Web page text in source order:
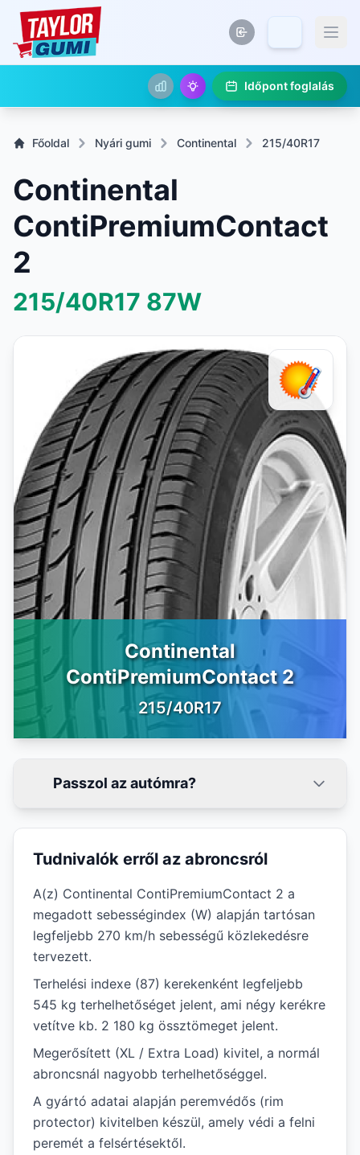
Időpont foglalás
Főoldal Nyári gumi Continental 215/40R17
Continental
ContiPremiumContact
2
215/40R17 87W
Continental
ContiPremiumContact 2
215/40R17
Passzol az autómra?
Tudnivalók erről az abroncsról
A(z) Continental ContiPremiumContact 2 a
megadott sebességindex (W) alapján tartósan
legfeljebb 270 km/h sebességű közlekedésre
tervezett.
Terhelési indexe (87) kerekenként legfeljebb
545 kg terhelhetőséget jelent, ami négy kerékre
vetítve kb. 2 180 kg össztömeget jelent.
Megerősített (XL / Extra Load) kivitel, a normál
abroncsnál nagyobb terhelhetőséggel.
A gyártó adatai alapján peremvédős (rim
protector) kivitelben készül, amely védi a felni
peremét a felsértésektől.